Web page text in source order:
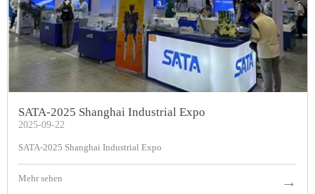
SATA-2025 Shanghai Industrial Expo
2025-09-22
SATA-2025 Shanghai Industrial Expo
Mehr sehen →